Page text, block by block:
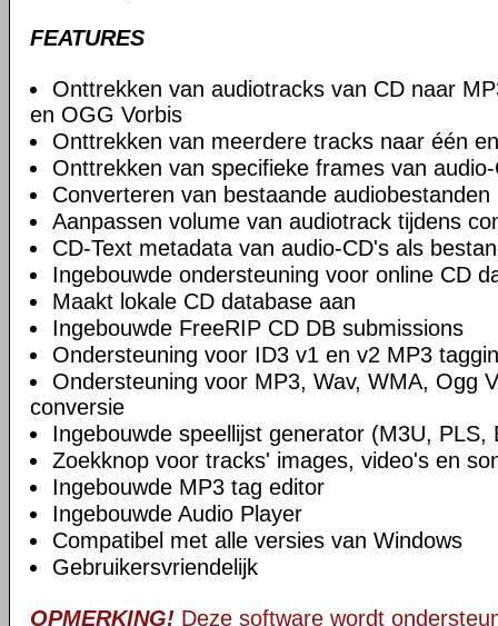
FEATURES
Onttrekken van audiotracks van CD naar
en OGG Vorbis
Onttrekken van meerdere tracks naar één
Onttrekken van specifieke frames van
Converteren van bestaande audiobestanden
Aanpassen volume van audiotrack tijdens
CD-Text metadata van audio-CD's als
Ingebouwde ondersteuning voor online CD
Maakt lokale CD database aan
Ingebouwde FreeRIP CD DB submissions
Ondersteuning voor ID3 v1 en v2 MP3
Ondersteuning voor MP3, Wav, WMA, Ogg
conversie
Ingebouwde speellijst generator (M3U, PLS,
Zoekknop voor tracks' images, video's en
Ingebouwde MP3 tag editor
Ingebouwde Audio Player
Compatibel met alle versies van Windows
Gebruikersvriendelijk
OPMERKING! Deze software wordt